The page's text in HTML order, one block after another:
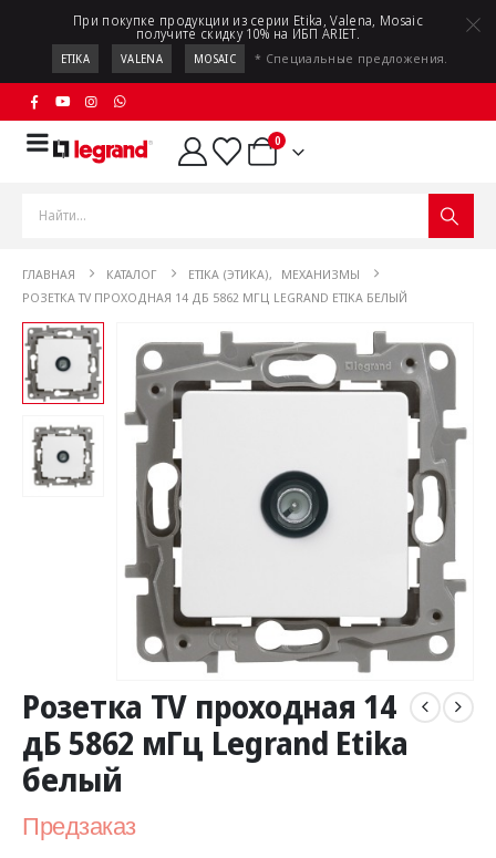
При покупке продукции из серии Etika, Valena, Mosaic
получите скидку 10% на ИБП ARIET.
ETIKA VALENA MOSAIC * Специальные предложения.
0
ГЛАВНАЯ КАТАЛОГ ETIKA (ЭТИКА),
МЕХАНИЗМЫ
РОЗЕТКА TV ПРОХОДНАЯ 14 ДБ 5862 МГЦ LEGRAND ETIKA БЕЛЫЙ
Розетка TV проходная 14
дБ 5862 мГц Legrand Etika
белый
Предзаказ